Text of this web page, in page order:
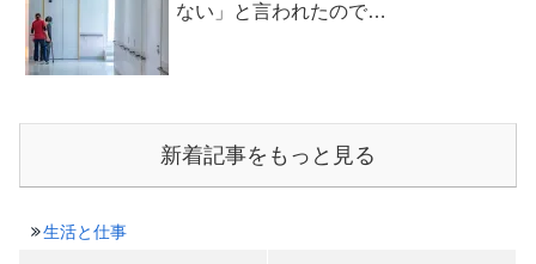
ない」と言われたので…
新着記事をもっと見る
生活と仕事